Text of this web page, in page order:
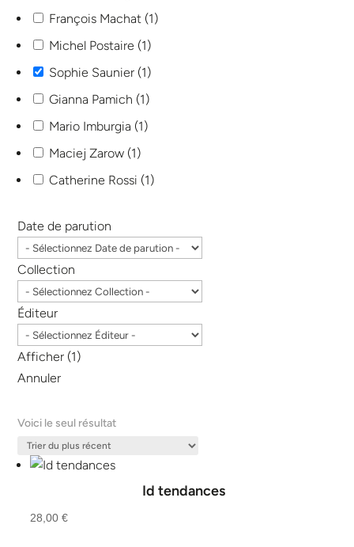
François Machat (1)
Michel Postaire (1)
Sophie Saunier (1)
Gianna Pamich (1)
Mario Imburgia (1)
Maciej Zarow (1)
Catherine Rossi (1)
Date de parution
Collection
Éditeur
Afficher (1)
Annuler
Voici le seul résultat
Id tendances
28,00€